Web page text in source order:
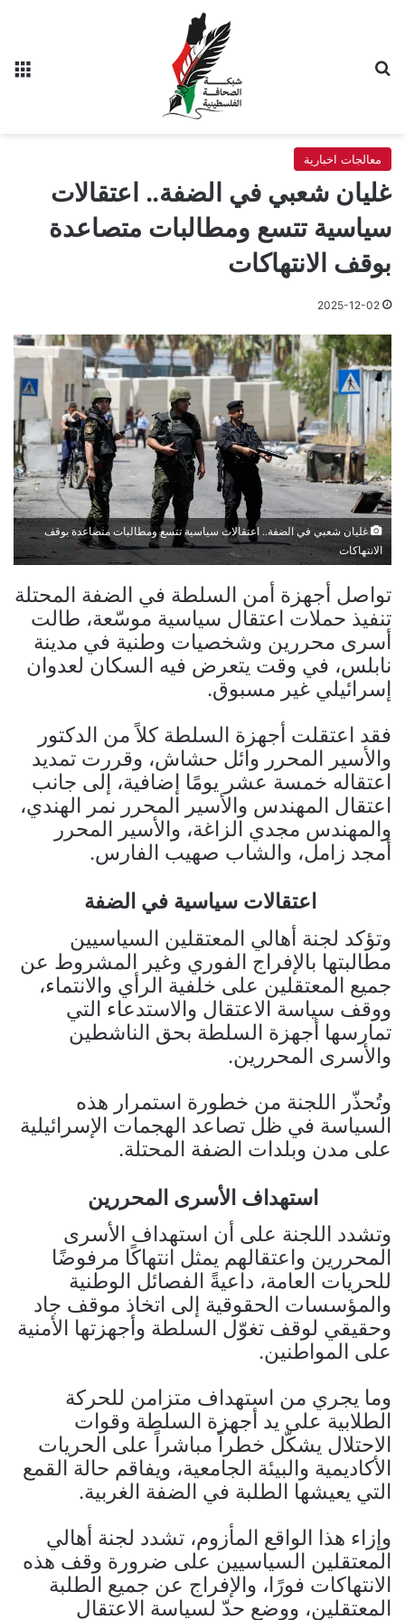
معالجات اخبارية
غليان شعبي في الضفة.. اعتقالات
سياسية تتسع ومطالبات متصاعدة
بوقف الانتهاكات
2025-12-02
غليان شعبي في الضفة.. اعتقالات سياسية تتسع ومطالبات متصاعدة بوقف
الانتهاكات
تواصل أجهزة أمن السلطة في الضفة المحتلة
تنفيذ حملات اعتقال سياسية موسّعة، طالت
أسرى محررين وشخصيات وطنية في مدينة
نابلس، في وقت يتعرض فيه السكان لعدوان
إسرائيلي غير مسبوق.
فقد اعتقلت أجهزة السلطة كلاً من الدكتور
والأسير المحرر وائل حشاش، وقررت تمديد
اعتقاله خمسة عشر يومًا إضافية، إلى جانب
اعتقال المهندس والأسير المحرر نمر الهندي،
والمهندس مجدي الزاغة، والأسير المحرر
أمجد زامل، والشاب صهيب الفارس.
اعتقالات سياسية في الضفة
وتؤكد لجنة أهالي المعتقلين السياسيين
مطالبتها بالإفراج الفوري وغير المشروط عن
جميع المعتقلين على خلفية الرأي والانتماء،
ووقف سياسة الاعتقال والاستدعاء التي
تمارسها أجهزة السلطة بحق الناشطين
والأسرى المحررين.
وتُحذّر اللجنة من خطورة استمرار هذه
السياسة في ظل تصاعد الهجمات الإسرائيلية
على مدن وبلدات الضفة المحتلة.
استهداف الأسرى المحررين
وتشدد اللجنة على أن استهداف الأسرى
المحررين واعتقالهم يمثل انتهاكًا مرفوضًا
للحريات العامة، داعيةً الفصائل الوطنية
والمؤسسات الحقوقية إلى اتخاذ موقف جاد
وحقيقي لوقف تغوّل السلطة وأجهزتها الأمنية
على المواطنين.
وما يجري من استهداف متزامن للحركة
الطلابية على يد أجهزة السلطة وقوات
الاحتلال يشكّل خطراً مباشراً على الحريات
الأكاديمية والبيئة الجامعية، ويفاقم حالة القمع
التي يعيشها الطلبة في الضفة الغربية.
وإزاء هذا الواقع المأزوم، تشدد لجنة أهالي
المعتقلين السياسيين على ضرورة وقف هذه
الانتهاكات فورًا، والإفراج عن جميع الطلبة
المعتقلين، ووضع حدّ لسياسة الاعتقال